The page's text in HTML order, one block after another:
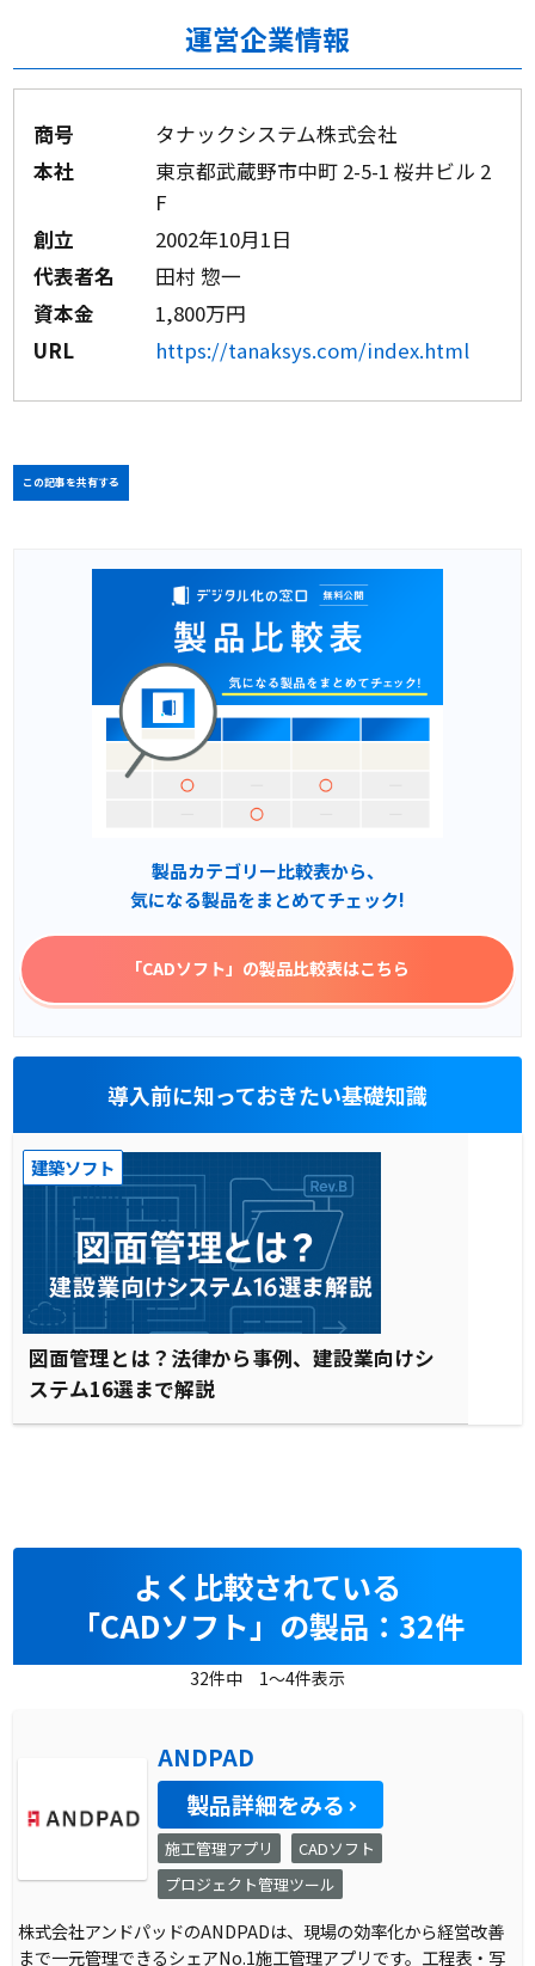
運営企業情報
商号
タナックシステム株式会社
本社
東京都武蔵野市中町 2-5-1 桜井ビル 2
F
創立
2002年10月1日
代表者名
田村 惣一
資本金
1,800万円
URL
https://tanaksys.com/index.html
この記事を共有する
製品カテゴリー比較表から、
気になる製品をまとめてチェック!
「CADソフト」 の製品比較表はこちら
導入前に知っておきたい基礎知識
建築ソフト
図面管理とは？法律から事例、建設業向けシ
ステム16選まで解説
よく比較されている
「CADソフト」の製品：32件
32件中 1～4件表示
ANDPAD
製品詳細をみる
施工管理アプリ
CADソフト
プロジェクト管理ツール
株式会社アンドパッドのANDPADは、現場の効率化から経営改善
まで一元管理できるシェアNo.1施工管理アプリです。工程表・写